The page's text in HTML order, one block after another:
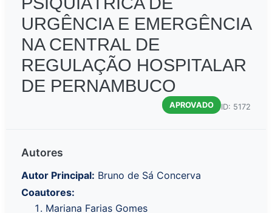
URGÊNCIA E EMERGÊNCIA
NA CENTRAL DE
REGULAÇÃO HOSPITALAR
DE PERNAMBUCO
APROVADO ID: 5172
Autores
Autor Principal: Bruno de Sá Concerva
Coautores:
Mariana Farias Gomes